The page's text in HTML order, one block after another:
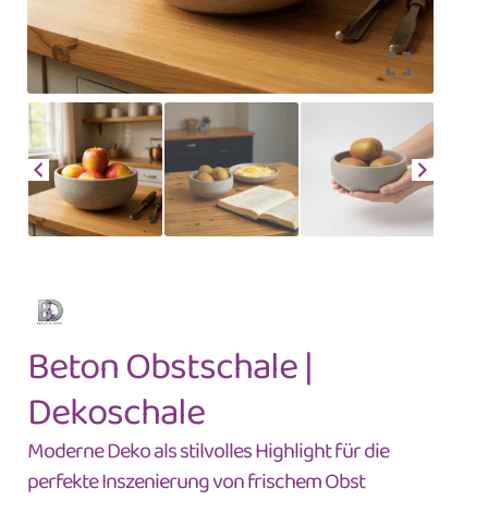
Beton Obstschale |
Dekoschale
Moderne Deko als stilvolles Highlight für die
perfekte Inszenierung von frischem Obst